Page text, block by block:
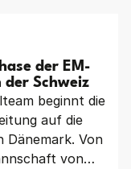
der EM-
der Schweiz
beginnt die
auf die
Dänemark. Von
von